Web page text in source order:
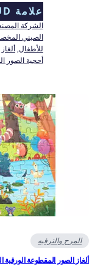
علامة CLOUD
الشركة المصنعة
الصيني المخصص,
للأطفال, ألغاز الصور
أحجية الصور
المرح والترفيه
الصور المقطوعة الورقية